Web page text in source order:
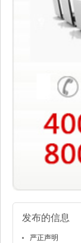
发布的信息
严正声明